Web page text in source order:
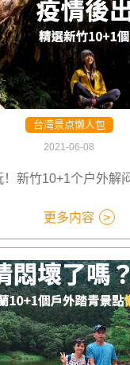
台湾景点懒人包
2021-06-08
新竹10+1个户外解
更多内容